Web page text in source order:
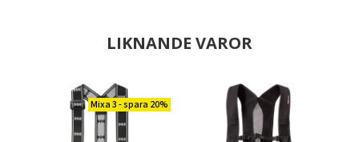
LIKNANDE VAROR
Mixa 3 - spara 20%